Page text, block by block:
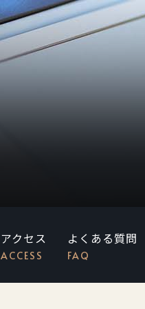
アクセス
ACCESS
よくある質問
FAQ